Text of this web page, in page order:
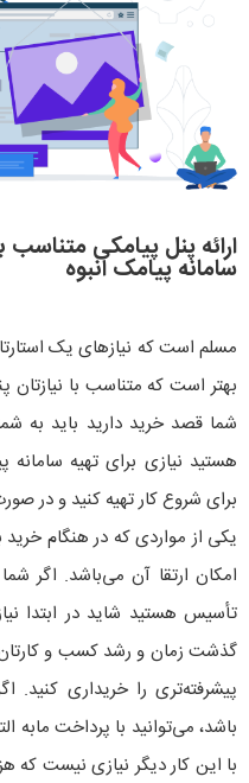
ارائه پنل پیامکی متناسب
سامانه پیامک انبوه
مسلم است که نیازهای یک
بهتر است که متناسب با نیازتان
شما قصد خرید دارید باید به
هستید نیازی برای تهیه
برای شروع کار تهیه کنید و در
یکی از مواردی که در هنگام
امکان ارتقا آن می‌باشد. اگر
تأسیس هستید شاید در ابتدا
گذشت زمان و رشد کسب و کارتان
پیشرفته‌تری را خریداری کنید.
باشد، می‌توانید با پرداخت مابه
با این کار دیگر نیازی نیست که